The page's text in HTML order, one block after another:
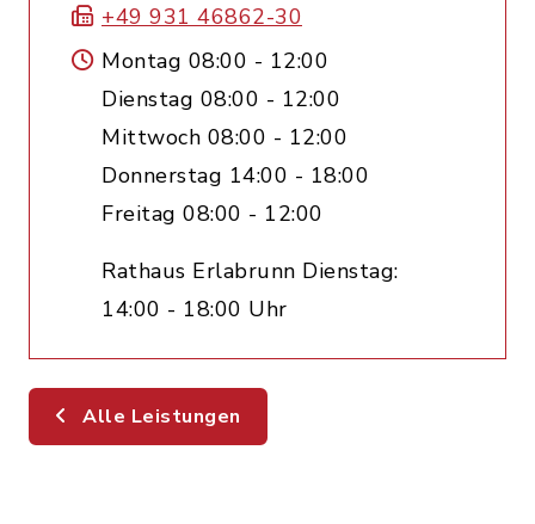
+49 931 46862-30
Montag 08:00 - 12:00
Dienstag 08:00 - 12:00
Mittwoch 08:00 - 12:00
Donnerstag 14:00 - 18:00
Freitag 08:00 - 12:00
Rathaus Erlabrunn Dienstag:
14:00 - 18:00 Uhr
Alle Leistungen